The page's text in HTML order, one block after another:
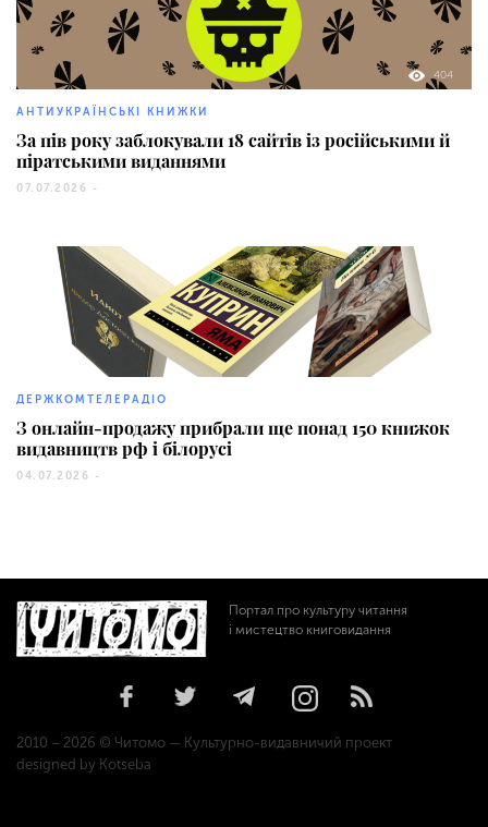
404
АНТИУКРАЇНСЬКІ КНИЖКИ
За пів року заблокували 18 сайтів із російськими й
піратськими виданнями
07.07.2026 -
ДЕРЖКОМТЕЛЕРАДІО
З онлайн-продажу прибрали ще понад 150 книжок
видавництв рф і білорусі
04.07.2026 -
Портал про культуру читання
і мистецтво книговидання
2010 – 2026 © Читомо — Культурно-видавничий проект
designed by Kotseba